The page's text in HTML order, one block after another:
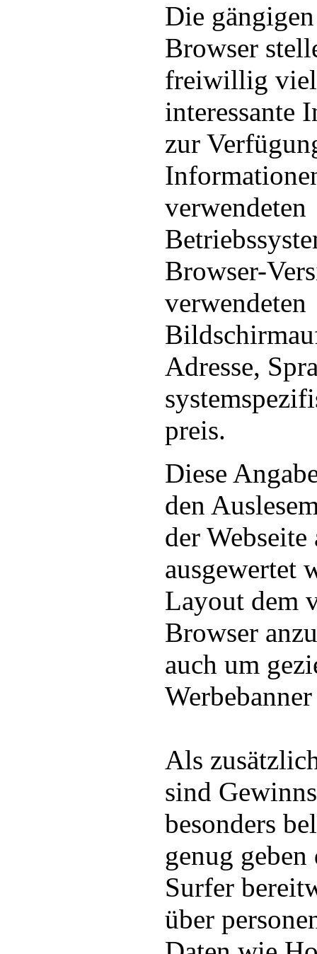
Die gängigen
Browser
freiwillig
interessante
zur
verwendeten
Browser-
verwendeten
Adresse,
preis.
Diese
den
der
ausgewertet
Layout dem
Browser
auch um
Als
sind
besonders
genug
Surfer
über